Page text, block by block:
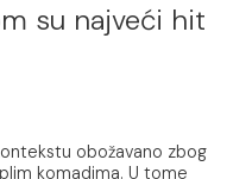
su najveći hit
obožavano zbog
komadima. U tome